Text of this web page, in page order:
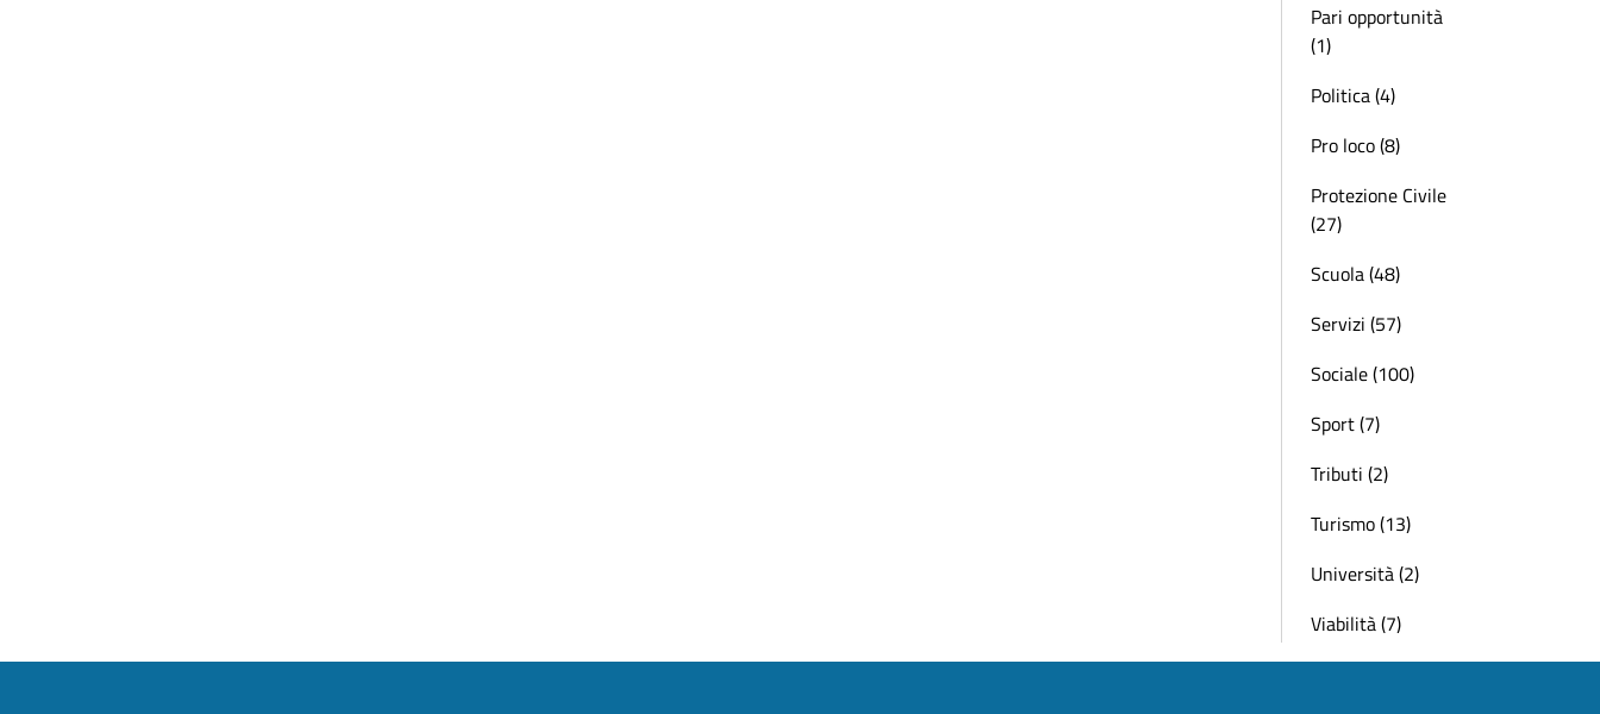
Pari opportunità
(1)
Politica (4)
Pro loco (8)
Protezione Civile
(27)
Scuola (48)
Servizi (57)
Sociale (100)
Sport (7)
Tributi (2)
Turismo (13)
Università (2)
Viabilità (7)